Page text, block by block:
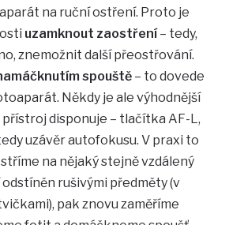
na ruční ostření. Proto je
uzamknout zaostření– tedy,
znemožnit další přeostřování.
spouště – to dovede
Někdy je ale výhodnější
přístroj disponuje – tlačítka AF-L,
uzávěr autofokusu. V praxi to
na nějaký stejně vzdálený
rušivými předměty (v
pak znovu zaměříme